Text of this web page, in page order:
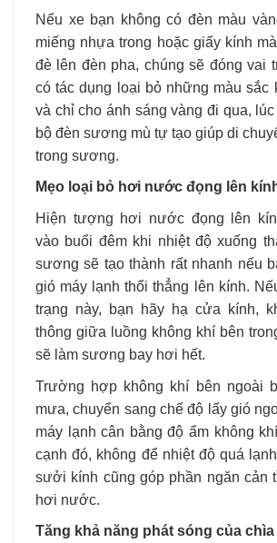
Nếu xe bạn không có đèn màu
miếng nhựa trong hoặc giấy kính
đè lên đèn pha, chúng sẽ đóng vai
có tác dụng loại bỏ những màu sắc
và chỉ cho ánh sáng vàng đi qua,
bộ đèn sương mù tự tạo giúp di
trong sương.
Mẹo loại bỏ hơi nước đọng lên
Hiện tượng hơi nước đọng lên
vào buổi đêm khi nhiệt độ xuống
sương sẽ tạo thành rất nhanh nếu
gió máy lạnh thổi thẳng lên kính.
trạng này, bạn hãy hạ cửa kính,
thông giữa luồng không khí bên
sẽ làm sương bay hơi hết.
Trường hợp không khí bên ngoài
mưa, chuyển sang chế độ lấy gió
máy lạnh cân bằng độ ẩm không
cạnh đó, không để nhiệt độ quá
sưởi kính cũng góp phần ngăn cản
hơi nước.
Tăng khả năng phát sóng của